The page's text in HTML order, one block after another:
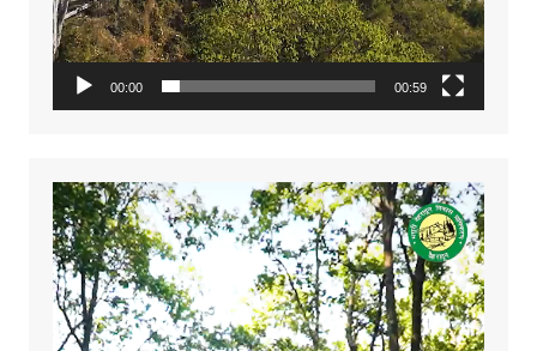
00:00 00:59
Video
Player